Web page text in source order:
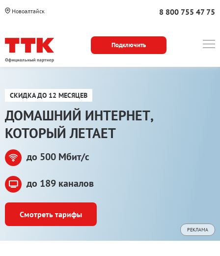
Новоалтайск 8 800 755 47 75
Подключить
СКИДКА ДО 12 МЕСЯЦЕВ
ДОМАШНИЙ ИНТЕРНЕТ,
КОТОРЫЙ ЛЕТАЕТ
до 500 Мбит/c
до 189 каналов
Смотреть тарифы
РЕКЛАМА